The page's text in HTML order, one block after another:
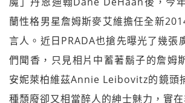
蘭性格男星詹姆斯麥艾維擔任全新
言人。近日PRADA也搶先曝光了幾張
們聞香，只見相片中蓄著鬍子的詹姆
安妮萊柏維茲Annie Leibovitz的鏡頭
種頹廢卻又相當醉人的紳士魅力，實在